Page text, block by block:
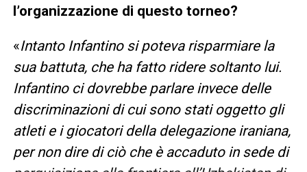
l’organizzazione di questo torneo?
«Intanto Infantino si poteva risparmiare la
sua battuta, che ha fatto ridere soltanto lui.
Infantino ci dovrebbe parlare invece delle
discriminazioni di cui sono stati oggetto gli
atleti e i giocatori della delegazione iraniana,
per non dire di ciò che è accaduto in sede di